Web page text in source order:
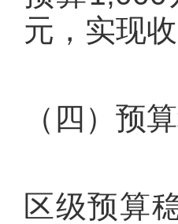
元，实现收
（四）预
区级预算